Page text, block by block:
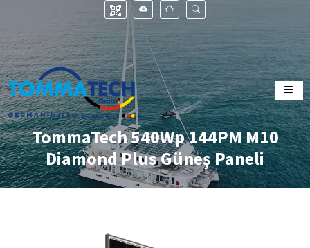
TommaTech 540Wp 144PM M10
Diamond Plus Güneş Paneli